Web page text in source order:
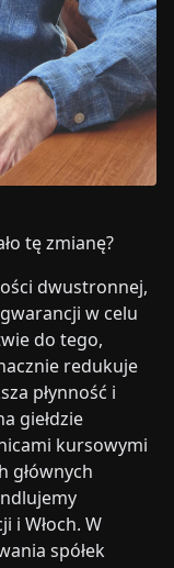
tę zmianę?
dwustronnej,
w celu
do tego,
redukuje
płynność i
giełdzie
kursowymi
głównych
i Włoch. W
spółek